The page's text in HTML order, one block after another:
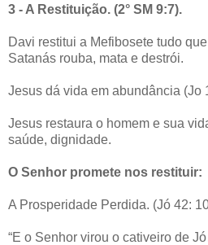
3 - A Restituição. (2° SM 9:7).
Davi restitui a Mefibosete tudo
Satanás rouba, mata e destrói.
Jesus dá vida em abundância (Jo
Jesus restaura o homem e sua
saúde, dignidade.
O Senhor promete nos restituir:
A Prosperidade Perdida. (Jó 42:
“E o Senhor virou o cativeiro de